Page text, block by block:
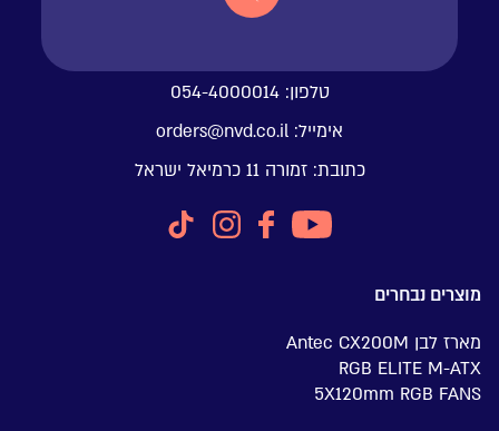
טלפון: 054-4000014
אימייל: orders@nvd.co.il
כתובת: זמורה 11 כרמיאל ישראל
מוצרים נבחרים
מארז לבן Antec CX200M
RGB ELITE M-ATX
5X120mm RGB FANS